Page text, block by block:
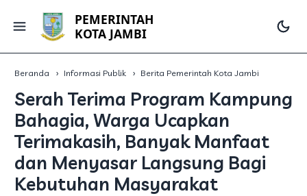
PEMERINTAH
KOTA JAMBI
Beranda Informasi Publik Berita Pemerintah Kota Jambi
Serah Terima Program Kampung
Bahagia, Warga Ucapkan
Terimakasih, Banyak Manfaat
dan Menyasar Langsung Bagi
Kebutuhan Masyarakat